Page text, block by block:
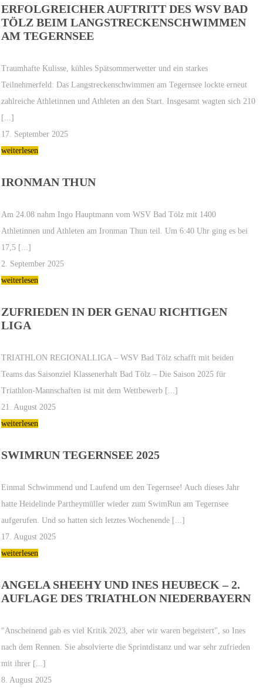
ERFOLGREICHER AUFTRITT DES WSV BAD
TÖLZ BEIM LANGSTRECKENSCHWIMMEN
AM TEGERNSEE
Traumhafte Kulisse, kühles Spätsommerwetter und ein starkes
Teilnehmerfeld: Das Langstreckenschwimmen am Tegernsee lockte erneut
zahlreiche Athletinnen und Athleten an den Start. Insgesamt wagten sich 210
[...]
17. September 2025
weiterlesen
IRONMAN THUN
Am 24.08 nahm Ingo Hauptmann vom WSV Bad Tölz mit 1400
Athletinnen und Athleten am Ironman Thun teil. Um 6:40 Uhr ging es bei
17,5 [...]
2. September 2025
weiterlesen
ZUFRIEDEN IN DER GENAU RICHTIGEN
LIGA
TRIATHLON REGIONALLIGA – WSV Bad Tölz schafft mit beiden
Teams das Saisonziel Klassenerhalt Bad Tölz – Die Saison 2025 für
Triathlon-Mannschaften ist mit dem Wettbewerb [...]
21. August 2025
weiterlesen
SWIMRUN TEGERNSEE 2025
Einmal Schwimmend und Laufend um den Tegernsee! Auch dieses Jahr
hatte Heidelinde Partheymüller wieder zum SwimRun am Tegernsee
aufgerufen. Und so hatten sich letztes Wochenende [...]
17. August 2025
weiterlesen
ANGELA SHEEHY UND INES HEUBECK – 2.
AUFLAGE DES TRIATHLON NIEDERBAYERN
"Anscheinend gab es viel Kritik 2023, aber wir waren begeistert", so Ines
nach dem Rennen. Sie absolvierte die Sprintdistanz und war sehr zufrieden
mit ihrer [...]
8. August 2025